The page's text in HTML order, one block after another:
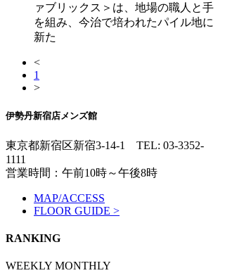
ァブリックス＞は、地場の職人と手
を組み、今治で培われたパイル地に
新た
<
1
>
伊勢丹新宿店メンズ館
東京都新宿区新宿3-14-1 TEL: 03-3352-
1111
営業時間：午前10時～午後8時
MAP/ACCESS
FLOOR GUIDE >
RANKING
WEEKLY MONTHLY